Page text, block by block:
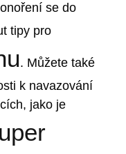
se do
tipy pro
. Můžete také
k navazování
jako je